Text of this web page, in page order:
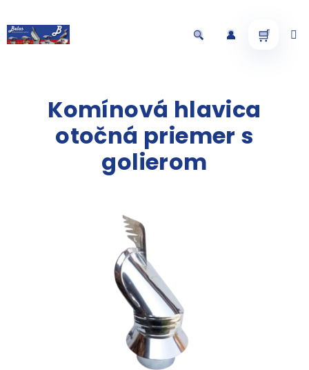
na
obsah
Komínová hlavica
otočná priemer s
golierom